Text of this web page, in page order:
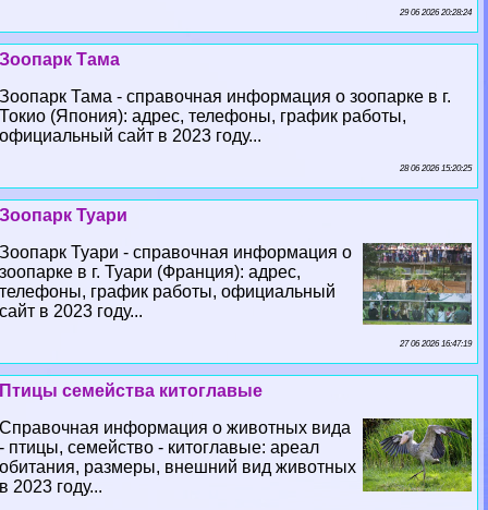
29 06 2026 20:28:24
Зоопарк Тама
Зоопарк Тама - справочная информация о зоопарке в г.
Токио (Япония): адрес, телефоны, график работы,
официальный сайт в 2023 году...
28 06 2026 15:20:25
Зоопарк Туари
Зоопарк Туари - справочная информация о
зоопарке в г. Туари (Франция): адрес,
телефоны, график работы, официальный
сайт в 2023 году...
27 06 2026 16:47:19
Птицы семейства китоглавые
Справочная информация о животных вида
- птицы, семейство - китоглавые: ареал
обитания, размеры, внешний вид животных
в 2023 году...